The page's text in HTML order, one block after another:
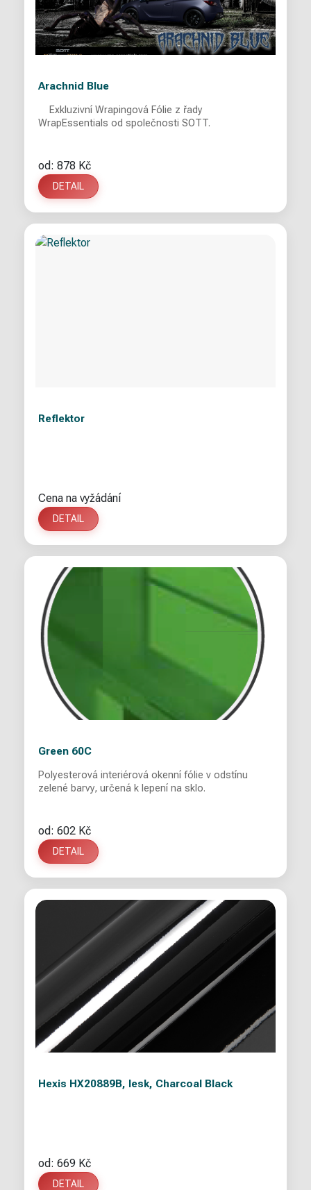
Arachnid Blue
WrapEssentials od společnosti SOTT.
od: 878 Kč
DETAIL
Reflektor
Cena na vyžádání
DETAIL
Green 60C
Polyesterová interiérová okenní fólie v odstínu
zelené barvy, určená k lepení na sklo.
od: 602 Kč
DETAIL
Hexis HX20889B, lesk, Charcoal Black
od: 669 Kč
DETAIL